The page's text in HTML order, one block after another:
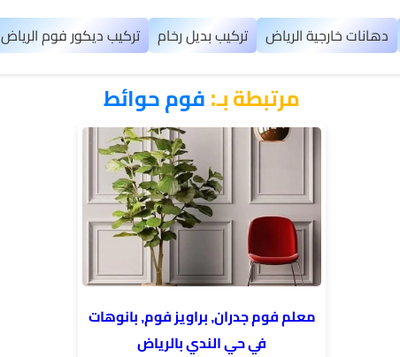
دهانات خارجية الرياض تركيب بديل رخام تركيب ديكور فوم الرياض
مرتبطة بـ:فوم حوائط
معلم فوم جدران, براويز فوم, بانوهات
في حي الندي بالرياض